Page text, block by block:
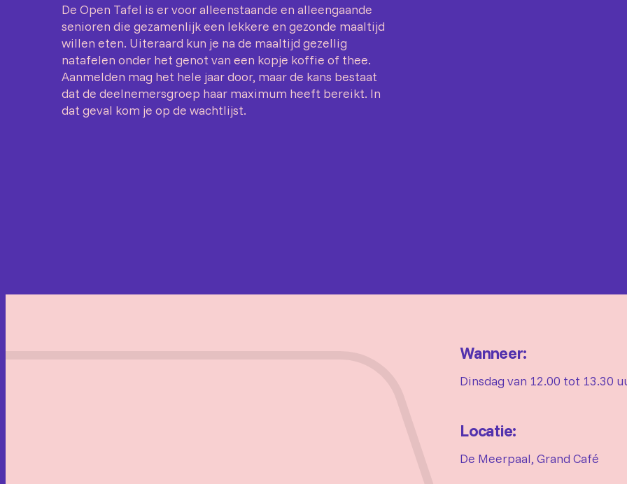
De Open Tafel is er voor alleenstaande en alleengaande
senioren die gezamenlijk een lekkere en gezonde maaltijd
willen eten. Uiteraard kun je na de maaltijd gezellig
natafelen onder het genot van een kopje koffie of thee.
Aanmelden mag het hele jaar door, maar de kans bestaat
dat de deelnemersgroep haar maximum heeft bereikt. In
dat geval kom je op de wachtlijst.
Wanneer:
Dinsdag van 12.00 tot 13.30
Locatie:
De Meerpaal, Grand Café